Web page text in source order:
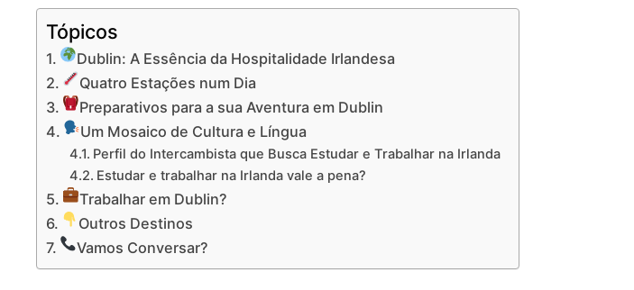
Tópicos
Dublin: A Essência da Hospitalidade Irlandesa
Quatro Estações num Dia
Preparativos para a sua Aventura em Dublin
Um Mosaico de Cultura e Língua
Perfil do Intercambista que Busca Estudar e Trabalhar na Irlanda
Estudar e trabalhar na Irlanda vale a pena?
Trabalhar em Dublin?
Outros Destinos
Vamos Conversar?